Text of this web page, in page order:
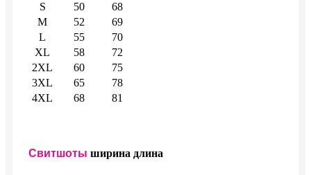
S
50
68
M
52
69
L
55
70
XL
58
72
2XL
60
75
3XL
65
78
4XL
68 81
Свитшоты ширина длина